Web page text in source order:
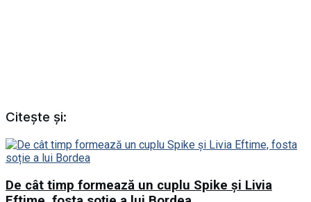
Citește și:
De cât timp formează un cuplu Spike și Livia